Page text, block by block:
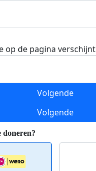
op de pagina verschijnt
Volgende
Volgende